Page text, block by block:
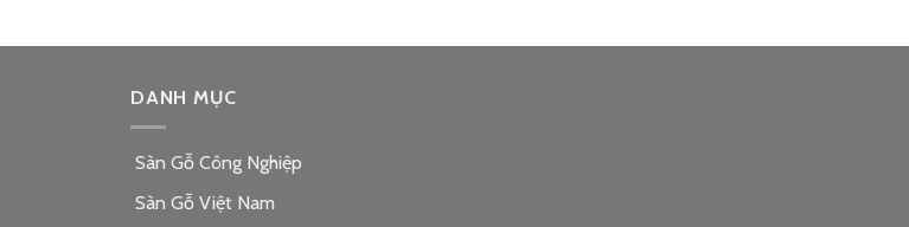
DANH MỤC
Sàn Gỗ Công Nghiệp
Sàn Gỗ Việt Nam